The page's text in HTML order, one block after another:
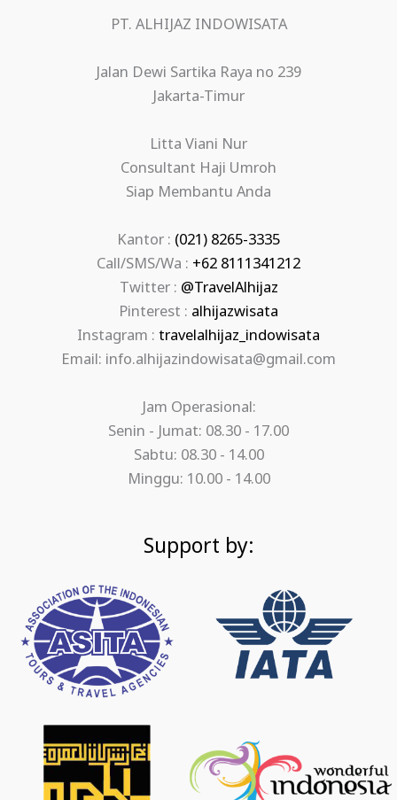
PT. ALHIJAZ INDOWISATA
Jalan Dewi Sartika Raya no 239
Jakarta-Timur
Litta Viani Nur
Consultant Haji Umroh
Siap Membantu Anda
Kantor : (021) 8265-3335
Call/SMS/Wa : +62 8111341212
Twitter : @TravelAlhijaz
Pinterest : alhijazwisata
Instagram : travelalhijaz_indowisata
Email: info.alhijazindowisata@gmail.com
Jam Operasional:
Senin - Jumat: 08.30 - 17.00
Sabtu: 08.30 - 14.00
Minggu: 10.00 - 14.00
Support by: